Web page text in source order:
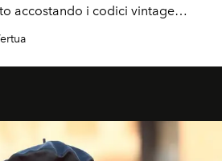
accostando i codici vintage